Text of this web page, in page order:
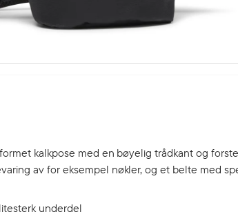
kalkpose med en bøyelig trådkant og
av for eksempel nøkler, og et belte med
underdel